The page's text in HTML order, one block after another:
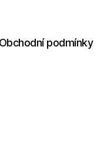
Obchodní podmínky